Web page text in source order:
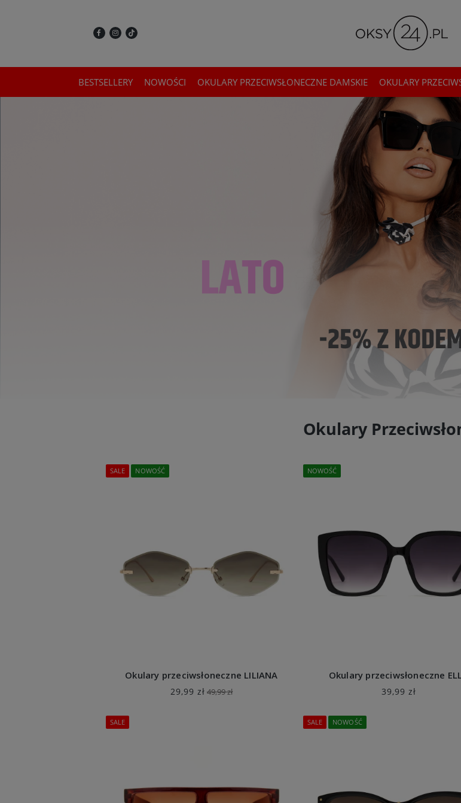
BESTSELLERY NOWOŚCI OKULARY PRZECIWSŁONECZNE DAMSKIE OKULARY
Okulary
Okulary przeciwsłoneczne LILIANA
29,99 zł 49,99 zł
SALE NOWOŚĆ
Okulary przeciwsłoneczne
39,99 zł
NOWOŚĆ
SALE SALE NOWOŚĆ